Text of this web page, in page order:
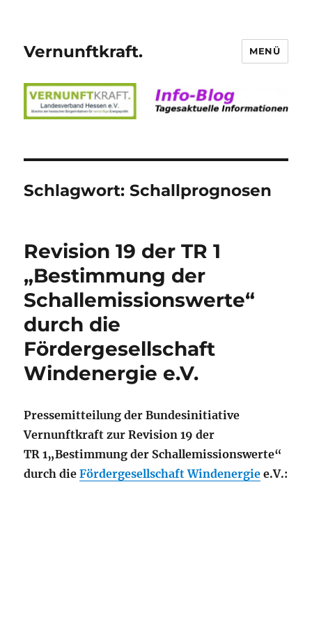
Vernunftkraft. MENÜ
Schlagwort:Schallprognosen
Revision 19 der TR 1
„Bestimmung der
Schallemissionswerte“
durch die
Fördergesellschaft
Windenergie e.V.
Pressemitteilung der Bundesinitiative
Vernunftkraft zur Revision 19 der
TR 1„Bestimmung der Schallemissionswerte“
durch dieFördergesellschaft Windenergie e.V.: